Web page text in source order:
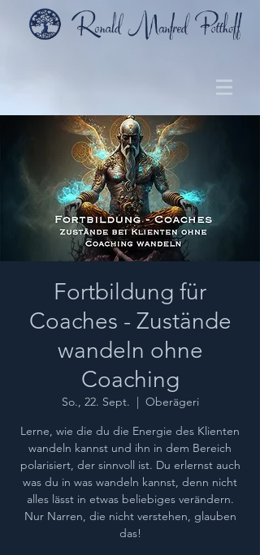
Fortbildung für
Coaches - Zustände
wandeln ohne
Coaching
So., 22. Sept.
  |
Oberägeri
Lerne, wie die du die Energie des Klienten
wandeln kannst und ihn in dem Bereich
polarisiert, der sinnvoll ist. Du erlernst auch
was du in was wandeln kannst, denn nicht
alles lässt in etwas beliebiges verändern.
Nur Narren, die nicht verstehen, glauben
das!